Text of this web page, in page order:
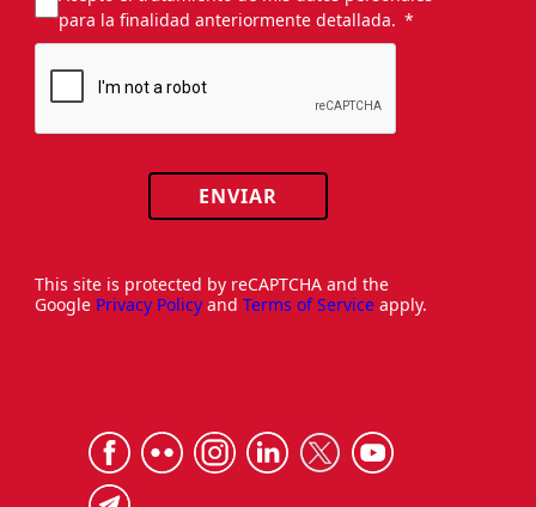
para la finalidad anteriormente detallada.
ENVIAR
This site is protected by reCAPTCHA and the
Google Privacy Policy and Terms of Service apply.